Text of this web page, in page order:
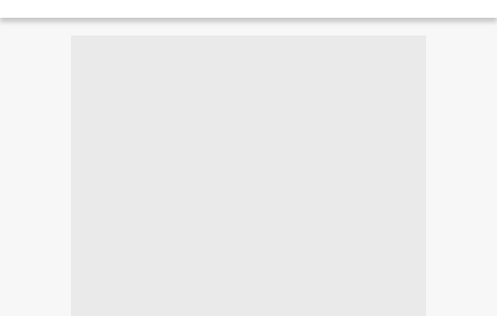
Descargar eBook...